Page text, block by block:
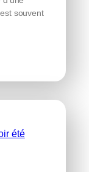
souvent
été